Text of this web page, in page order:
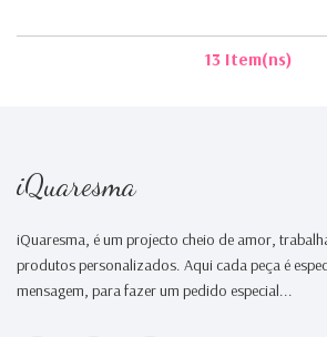
13 Item(ns)
iQuaresma
iQuaresma, é um projecto cheio de amor,
produtos personalizados. Aqui cada peça é
mensagem, para fazer um pedido especial...